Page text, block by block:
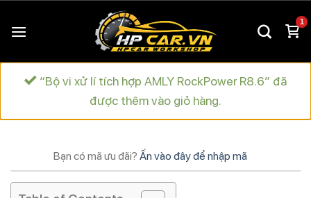
đến
dung
“Bộ vi xử lí tích hợp AMLY RockPower R8.6” đã
được thêm vào giỏ hàng.
Bạn có mã ưu đãi? Ấn vào đây để nhập mã